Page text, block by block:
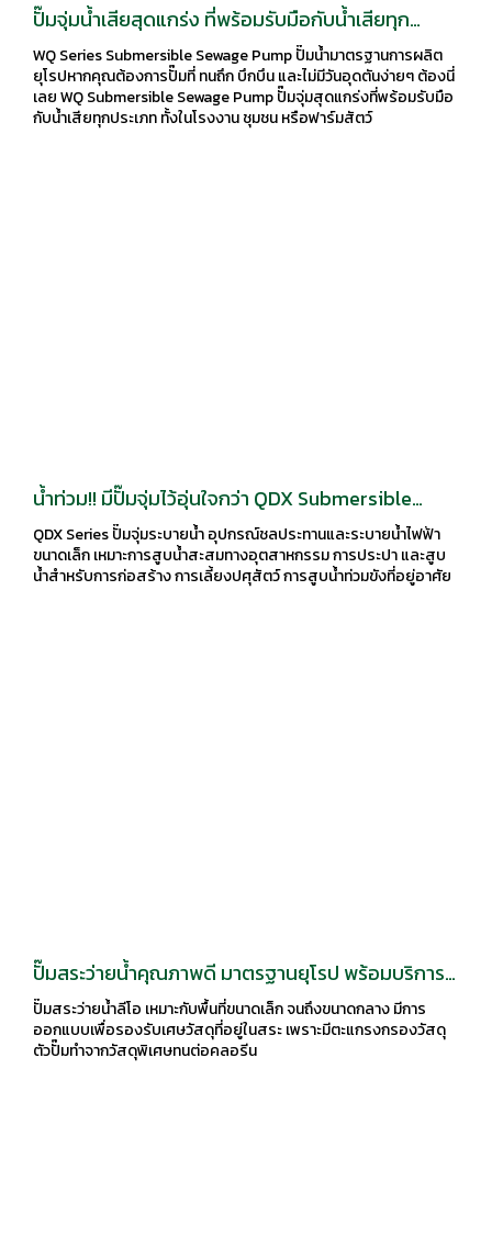
ปั๊มจุ่มน้ำเสียสุดแกร่ง ที่พร้อมรับมือกับน้ำเสียทุก
ประเภท WQ Series Submersible Sewage Pump
ปั๊มน้ำมาตรฐานการผลิตยุโรป
WQ Series Submersible Sewage Pump ปั๊มน้ำมาตรฐานการผลิต
ยุโรปหากคุณต้องการปั๊มที่ ทนถึก บึกบึน และไม่มีวันอุดตันง่ายๆ ต้องนี่
เลย WQ Submersible Sewage Pump ปั๊มจุ่มสุดแกร่งที่พร้อมรับมือ
กับน้ำเสียทุกประเภท ทั้งในโรงงาน ชุมชน หรือฟาร์มสัตว์
น้ำท่วม!! มีปั๊มจุ่มไว้อุ่นใจกว่า QDX Submersible
Pump ปั๊มจุ่มระบายน้ำ
QDX Series ปั๊มจุ่มระบายน้ำ อุปกรณ์ชลประทานและระบายน้ำไฟฟ้า
ขนาดเล็ก เหมาะการสูบน้ำสะสมทางอุตสาหกรรม การประปา และสูบ
น้ำสำหรับการก่อสร้าง การเลี้ยงปศุสัตว์ การสูบน้ำท่วมขังที่อยู่อาศัย
ปั๊มสระว่ายน้ำคุณภาพดี มาตรฐานยุโรป พร้อมบริการ
ให้คุณแล้ว ที่ C.M.P. GROUP
ปั๊มสระว่ายน้ำลีโอ เหมาะกับพื้นที่ขนาดเล็ก จนถึงขนาดกลาง มีการ
ออกแบบเพื่อรองรับเศษวัสดุที่อยู่ในสระ เพราะมีตะแกรงกรองวัสดุ
ตัวปั๊มทำจากวัสดุพิเศษทนต่อคลอรีน